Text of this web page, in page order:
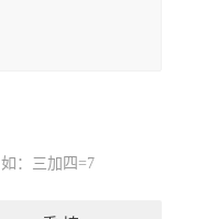
：三加四=7